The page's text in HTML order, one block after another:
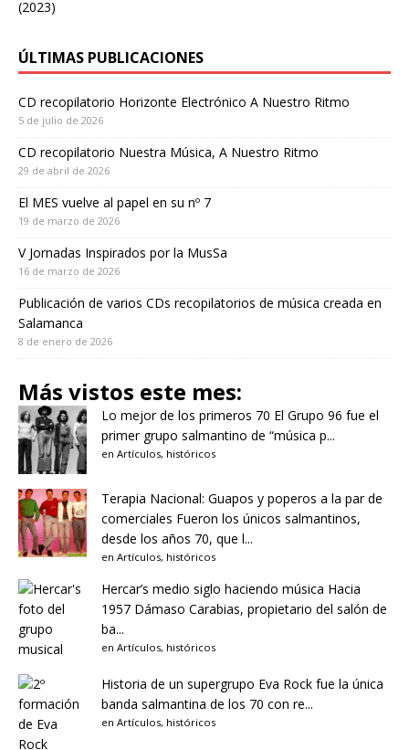
(2023)
ÚLTIMAS PUBLICACIONES
CD recopilatorio Horizonte Electrónico A Nuestro Ritmo
5 de julio de 2026
CD recopilatorio Nuestra Música, A Nuestro Ritmo
29 de abril de 2026
El MES vuelve al papel en su nº 7
19 de marzo de 2026
V Jornadas Inspirados por la MusSa
16 de marzo de 2026
Publicación de varios CDs recopilatorios de música creada en
Salamanca
8 de enero de 2026
Más vistos este mes:
Lo mejor de los primeros 70 El Grupo 96 fue el
primer grupo salmantino de “música p...
en Artículos, históricos
Terapia Nacional: Guapos y poperos a la par de
comerciales Fueron los únicos salmantinos,
desde los años 70, que l...
en Artículos, históricos
Hercar’s medio siglo haciendo música Hacia
1957 Dámaso Carabias, propietario del salón de
ba...
en Artículos, históricos
Historia de un supergrupo Eva Rock fue la única
banda salmantina de los 70 con re...
en Artículos, históricos